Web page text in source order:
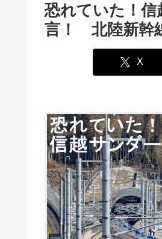
恐れていた！
言！ 北陸新幹
X